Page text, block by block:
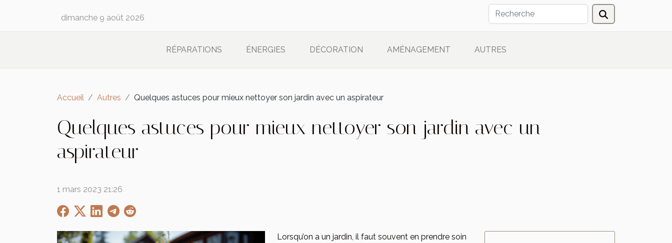
dimanche 9 août 2026
RÉPARATIONS ÉNERGIES DÉCORATION AMÉNAGEMENT AUTRES
Accueil Autres Quelques astuces pour mieux nettoyer son jardin avec un aspirateur
Quelques astuces pour mieux nettoyer son jardin avec un
aspirateur
1 mars 2023 21:26
Lorsqu’on a un jardin, il faut souvent en prendre soin